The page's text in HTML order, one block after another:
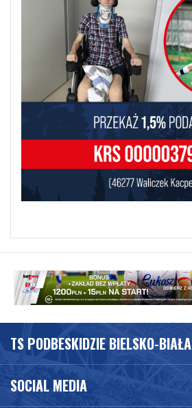
TS PODBESKIDZIE BIELSKO-BIAŁA
SOCIAL MEDIA